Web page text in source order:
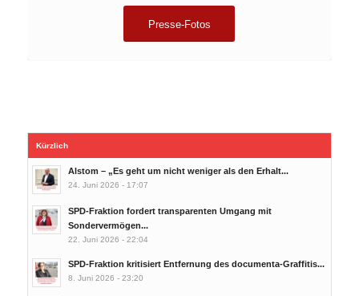
Presse-Fotos
Kürzlich
Alstom – „Es geht um nicht weniger als den Erhalt...
24. Juni 2026 - 17:07
SPD-Fraktion fordert transparenten Umgang mit
Sondervermögen...
22. Juni 2026 - 22:04
SPD-Fraktion kritisiert Entfernung des documenta-Graffitis...
8. Juni 2026 - 23:20